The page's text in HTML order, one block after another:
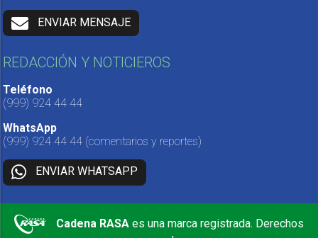
ENVIAR MENSAJE
REDACCIÓN Y NOTICIEROS
Teléfono
(999) 924 44 44
WhatsApp
(999) 924 44 44 (comentarios y reportes)
ENVIAR WHATSAPP
Cadena RASA es una marca registrada. Derechos